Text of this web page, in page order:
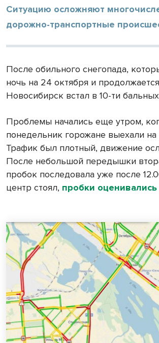
Ситуацию осложняют
дорожно-транспортные
После обильного снегопада,
ночь на 24 октября и
Новосибирск встал в 10-ти
Проблемы начались еще утром,
понедельник горожане выехали на
Трафик был плотный, движение
После небольшой передышки
пробок последовала уже после
центр стоял, пробки